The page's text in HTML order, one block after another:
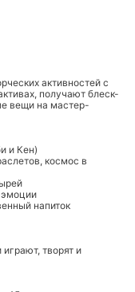
активностей с
получают блеск-
вещи на мастер-
и Кен)
космос в
напиток
творят и